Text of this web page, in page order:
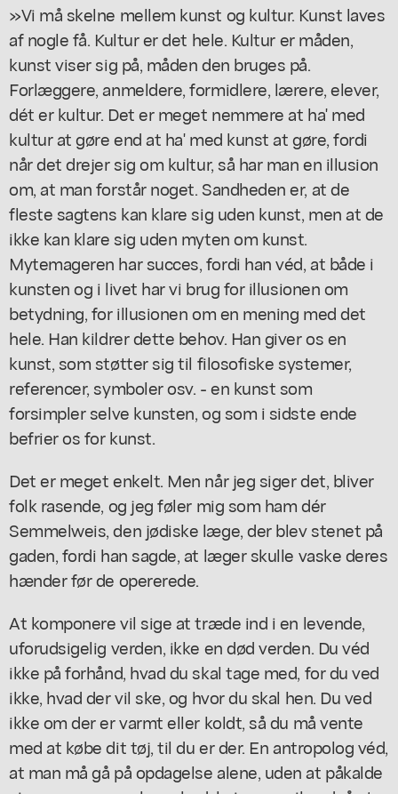
»Vi må skelne mellem kunst og kultur. Kunst laves
af nogle få. Kultur er det hele. Kultur er måden,
kunst viser sig på, måden den bruges på.
Forlæggere, anmeldere, formidlere, lærere, elever,
dét er kultur. Det er meget nemmere at ha' med
kultur at gøre end at ha' med kunst at gøre, fordi
når det drejer sig om kultur, så har man en illusion
om, at man forstår noget. Sandheden er, at de
fleste sagtens kan klare sig uden kunst, men at de
ikke kan klare sig uden myten om kunst.
Mytemageren har succes, fordi han véd, at både i
kunsten og i livet har vi brug for illusionen om
betydning, for illusionen om en mening med det
hele. Han kildrer dette behov. Han giver os en
kunst, som støtter sig til filosofiske systemer,
referencer, symboler osv. - en kunst som
forsimpler selve kunsten, og som i sidste ende
befrier os for kunst.
Det er meget enkelt. Men når jeg siger det, bliver
folk rasende, og jeg føler mig som ham dér
Semmelweis, den jødiske læge, der blev stenet på
gaden, fordi han sagde, at læger skulle vaske deres
hænder før de opererede.
At komponere vil sige at træde ind i en levende,
uforudsigelig verden, ikke en død verden. Du véd
ikke på forhånd, hvad du skal tage med, for du ved
ikke, hvad der vil ske, og hvor du skal hen. Du ved
ikke om der er varmt eller koldt, så du må vente
med at købe dit tøj, til du er der. En antropolog véd,
at man må gå på opdagelse alene, uden at påkalde